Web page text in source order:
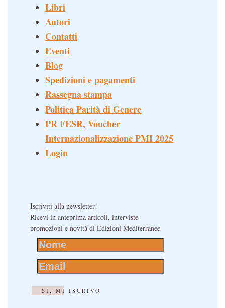
Libri
Autori
Contatti
Eventi
Blog
Spedizioni e pagamenti
Rassegna stampa
Politica Parità di Genere
PR FESR, Voucher
Internazionalizzazione PMI 2025
Login
Iscriviti alla newsletter!
Ricevi in anteprima articoli, interviste
promozioni e novità di Edizioni Mediterranee
SÌ, MI ISCRIVO